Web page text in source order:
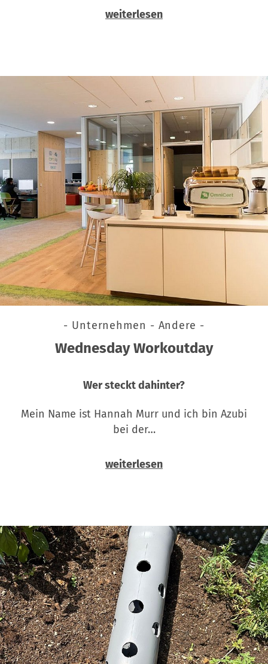
weiterlesen
- Unternehmen - Andere -
Wednesday Workoutday
Wer steckt dahinter?
Mein Name ist Hannah Murr und ich bin Azubi
bei der…
weiterlesen